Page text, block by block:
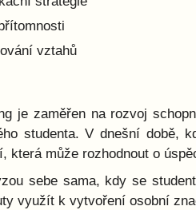
vztahů
je zaměřen na rozvoj
studenta. V dnešní době,
která může rozhodnout o
sebe sama, kdy se
využít k vytvoření osobní